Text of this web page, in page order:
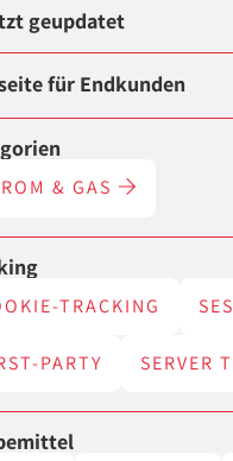
geupdatet
für Endkunden
& GAS
TRACKING
PARTY SERVER